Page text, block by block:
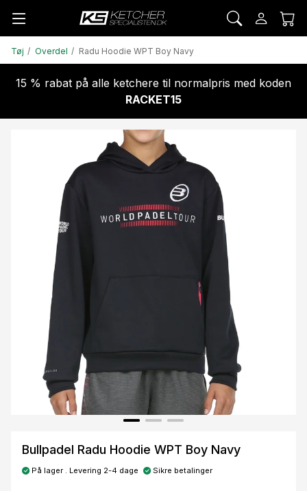
Tøj Overdel Radu Hoodie WPT Boy Navy
15 % rabat på alle ketchere til normalpris med koden
RACKET15
Bullpadel Radu Hoodie WPT Boy Navy
På lager . Levering 2-4 dage Sikre betalinger